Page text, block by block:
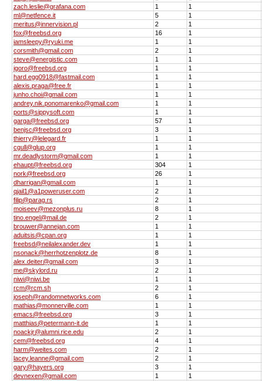
zach.leslie@grafana.com
1
1
ml@netfence.it
5
1
meritus@innervision.pl
2
1
fox@freebsd.org
16
1
iamsleepy@ryuki.me
1
1
corsmith@gmail.com
2
1
steve@energistic.com
1
1
igoro@freebsd.org
1
1
hard.egg0918@fastmail.com
1
1
alexis.praga@free.fr
1
1
junho.choi@gmail.com
1
1
andrey.nik.ponomarenko@gmail.com
1
1
ports@sippysoft.com
1
1
garga@freebsd.org
57
1
benjsc@freebsd.org
3
1
thierry@lelegard.fr
1
1
cgull@glup.org
1
1
mr.deadlystorm@gmail.com
1
1
ehaupt@freebsd.org
304
1
nork@freebsd.org
26
1
dharrigan@gmail.com
1
1
qjail1@a1poweruser.com
2
1
filip@parag.rs
2
1
moiseev@mezonplus.ru
8
1
tino.engel@mail.de
2
1
brouwer@annejan.com
1
1
aduitsis@cpan.org
1
1
freebsd@neilalexander.dev
1
1
nsonack@herrhotzenplotz.de
8
1
alex.deiter@gmail.com
3
1
me@skylord.ru
2
1
niwi@niwi.be
1
1
rcm@rcm.sh
2
1
joseph@randomnetworks.com
6
1
mathias@monnerville.com
1
1
emacs@freebsd.org
3
1
matthias@petermann-it.de
1
1
noackjr@alumni.rice.edu
2
1
cem@freebsd.org
4
1
harm@weites.com
2
1
lacey.leanne@gmail.com
2
1
gary@hayers.org
3
1
devnexen@gmail.com
1
1